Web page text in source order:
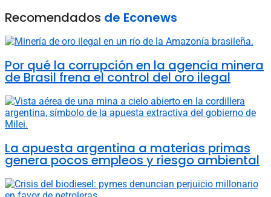
Recomendados de Econews
Por qué la corrupción en la agencia minera
de Brasil frena el control del oro ilegal
La apuesta argentina a materias primas
genera pocos empleos y riesgo ambiental